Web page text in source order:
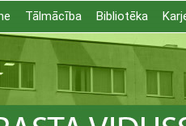
Tālmācība Bibliotēka